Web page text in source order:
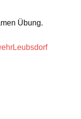
Übung.